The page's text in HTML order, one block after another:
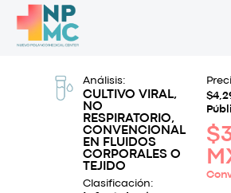
Análisis:
CULTIVO VIRAL,
NO
RESPIRATORIO,
CONVENCIONAL
EN FLUIDOS
CORPORALES O
TEJIDO
Clasificación: